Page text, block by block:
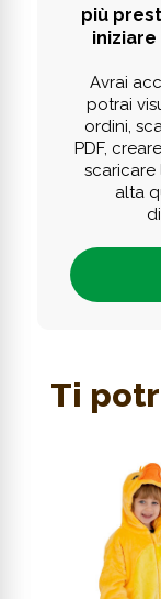
più
Avrai
potrai
ordini,
PDF,
alta
Ti